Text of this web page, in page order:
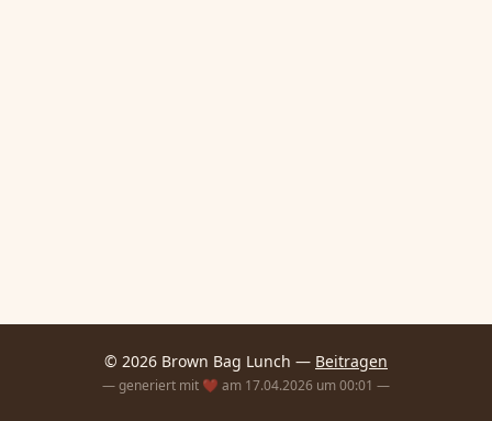
© 2026 Brown Bag Lunch — Beitragen
— generiert mit ❤️ am 17.04.2026 um 00:01 —